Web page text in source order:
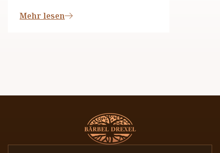
Mehr lesen